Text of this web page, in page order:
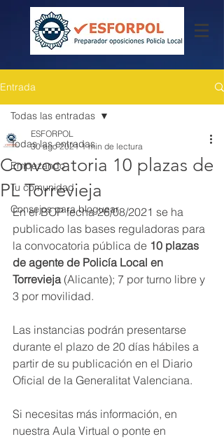
Entrada
Todas las entradas
Empezando
Tu comunidad
Consejos para bloguear
Todas las entradas
Convocatoria 10 plazas de
PL Torrevieja
ESFORPOL
30 ago 2021 1 min de lectura
En el BOP fecha 26/08/2021 se ha
publicado las bases reguladoras para
la convocatoria pública de 10 plazas
de agente de Policía Local en
Torrevieja (Alicante); 7 por turno libre y
3 por movilidad.
Las instancias podrán presentarse
durante el plazo de 20 días hábiles a
partir de su publicación en el Diario
Oficial de la Generalitat Valenciana.
Si necesitas más información, en
nuestra Aula Virtual o ponte en